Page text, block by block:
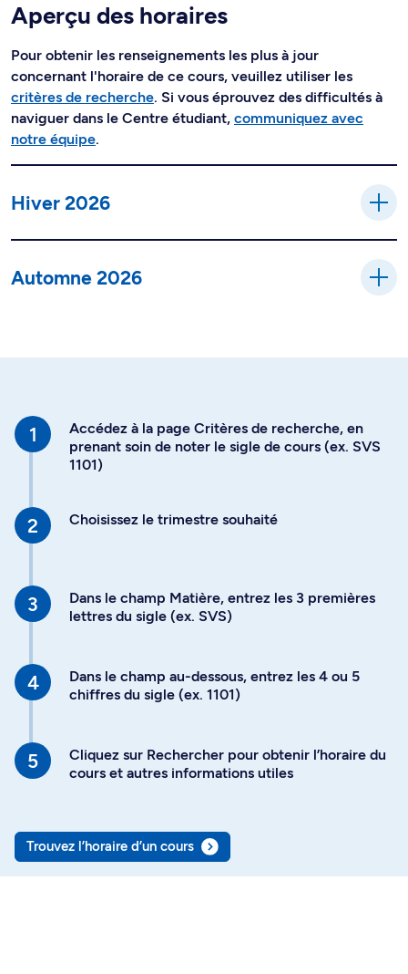
Aperçu des horaires
Pour obtenir les renseignements les plus à jour
concernant l'horaire de ce cours, veuillez utiliser les
critères de recherche. Si vous éprouvez des difficultés à
naviguer dans le Centre étudiant, communiquez avec
notre équipe.
Hiver 2026
Automne 2026
Accédez à la page Critères de recherche, en
prenant soin de noter le sigle de cours (ex. SVS
1101)
Choisissez le trimestre souhaité
Dans le champ Matière, entrez les 3 premières
lettres du sigle (ex. SVS)
Dans le champ au-dessous, entrez les 4 ou 5
chiffres du sigle (ex. 1101)
Cliquez sur Rechercher pour obtenir l’horaire du
cours et autres informations utiles
Trouvez l’horaire d’un cours